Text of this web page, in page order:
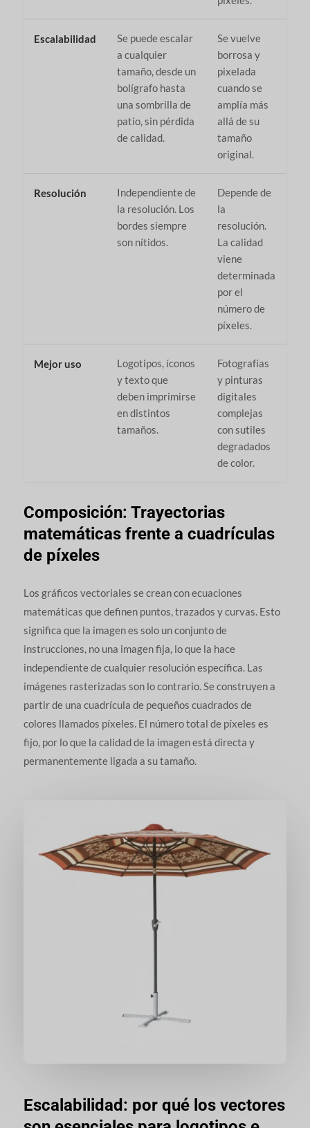
Escalabilidad
Se puede escalar
a cualquier
tamaño, desde un
bolígrafo hasta
una sombrilla de
patio, sin pérdida
de calidad.
Se vuelve
borrosa y
pixelada
cuando se
amplía más
allá de su
tamaño
original.
Resolución
Independiente de
la resolución. Los
bordes siempre
son nítidos.
Depende de
la
resolución.
La calidad
viene
determinada
por el
número de
píxeles.
Mejor uso
Logotipos, íconos
y texto que
deben imprimirse
en distintos
tamaños.
Fotografías
y pinturas
digitales
complejas
con sutiles
degradados
de color.
Composición: Trayectorias
matemáticas frente a cuadrículas
de píxeles
Los gráficos vectoriales se crean con ecuaciones
matemáticas que definen puntos, trazados y curvas. Esto
significa que la imagen es solo un conjunto de
instrucciones, no una imagen fija, lo que la hace
independiente de cualquier resolución específica. Las
imágenes rasterizadas son lo contrario. Se construyen a
partir de una cuadrícula de pequeños cuadrados de
colores llamados píxeles. El número total de píxeles es
fijo, por lo que la calidad de la imagen está directa y
permanentemente ligada a su tamaño.
Escalabilidad: por qué los vectores